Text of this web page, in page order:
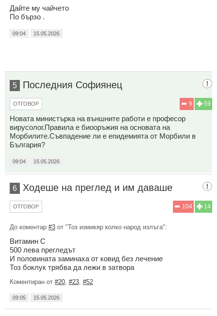
Дайте му чайчето
По бързо .
09:04 15.05.2026
5 Последния Софиянец
59
9
ОТГОВОР
Новата министърка на външните работи е професор
вирусолог.Правила е биооръжия на основата на
Морбилите.Съвпадение ли е епидемията от Морбили в
България?
09:04 15.05.2026
6 Ходеше на преглед и им даваше
14
104
ОТГОВОР
До коментар #3 от "Тоз измикяр колко народ излъга":
Витамин С
500 лева прегледът
И половината заминаха от ковид без лечение
Тоз боклук трябва да лежи в затвора
Коментиран от #20 #23 #52
09:05 15.05.2026